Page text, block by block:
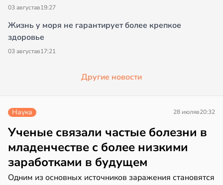
03 августав19:27
Жизнь у моря не гарантирует более крепкое
здоровье
03 августав17:21
Другие новости
Наука 28 июляв20:32
Ученые связали частые болезни в
младенчестве с более низкими
заработками в будущем
Одним из основных источников заражения становятся